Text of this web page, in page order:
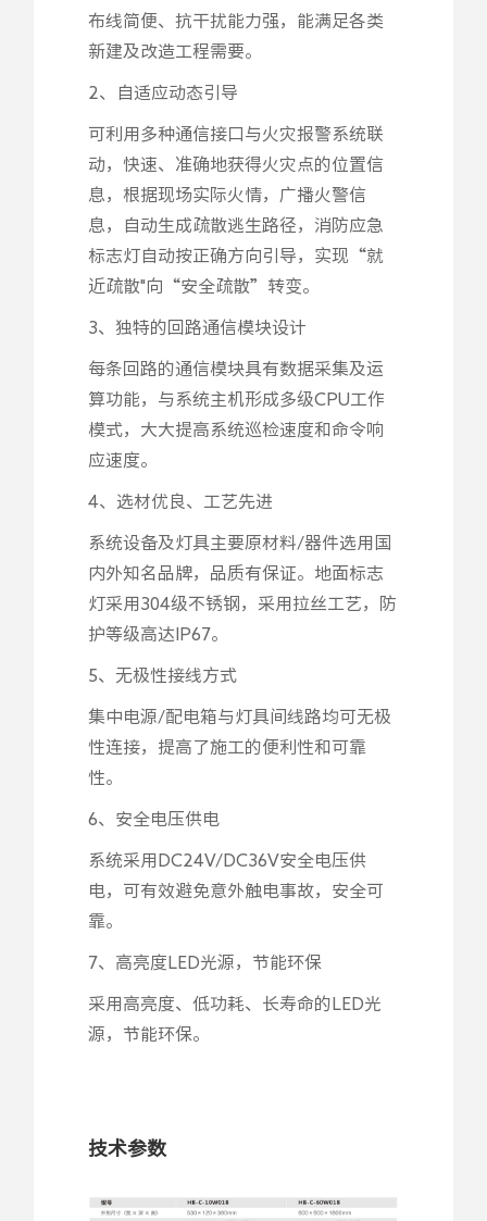
布线简便、抗干扰能力强，能满足各类
新建及改造工程需要。
2、自适应动态引导
可利用多种通信接口与火灾报警系统联
动，快速、准确地获得火灾点的位置信
息，根据现场实际火情，广播火警信
息，自动生成疏散逃生路径，消防应急
标志灯自动按正确方向引导，实现“就
近疏散"向“安全疏散”转变。
3、独特的回路通信模块设计
每条回路的通信模块具有数据采集及运
算功能，与系统主机形成多级CPU工作
模式，大大提高系统巡检速度和命令响
应速度。
4、选材优良、工艺先进
系统设备及灯具主要原材料/器件选用国
内外知名品牌，品质有保证。地面标志
灯采用304级不锈钢，采用拉丝工艺，防
护等级高达IP67。
5、无极性接线方式
集中电源/配电箱与灯具间线路均可无极
性连接，提高了施工的便利性和可靠
性。
6、安全电压供电
系统采用DC24V/DC36V安全电压供
电，可有效避免意外触电事故，安全可
靠。
7、高亮度LED光源，节能环保
采用高亮度、低功耗、长寿命的LED光
源，节能环保。
技术参数